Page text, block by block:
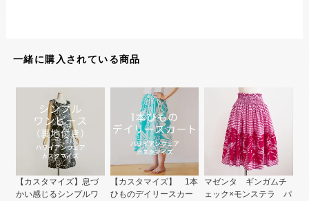
一緒に購入されている商品
【カスタマイズ】息づ
かい感じるシンプルワ
【カスタマイズ】 1本
ひものデイリースカー
マゼンタ ギンガムチ
ェック×モンステラ パ